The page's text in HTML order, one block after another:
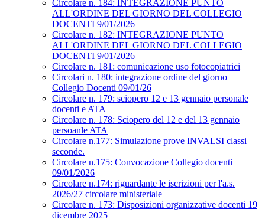
Circolare n. 184: INTEGRAZIONE PUNTO
ALL'ORDINE DEL GIORNO DEL COLLEGIO
DOCENTI 9/01/2026
Circolare n. 182: INTEGRAZIONE PUNTO
ALL'ORDINE DEL GIORNO DEL COLLEGIO
DOCENTI 9/01/2026
Circolare n. 181: comunicazione uso fotocopiatrici
Circolari n. 180: integrazione ordine del giorno
Collegio Docenti 09/01/26
Circolare n. 179: sciopero 12 e 13 gennaio personale
docenti e ATA
Circolare n. 178: Sciopero del 12 e del 13 gennaio
persoanle ATA
Circolare n.177: Simulazione prove INVALSI classi
seconde.
Circolare n.175: Convocazione Collegio docenti
09/01/2026
Circolare n.174: riguardante le iscrizioni per l'a.s.
2026/27 circolare ministeriale
Circolare n. 173: Disposizioni organizzative docenti 19
dicembre 2025